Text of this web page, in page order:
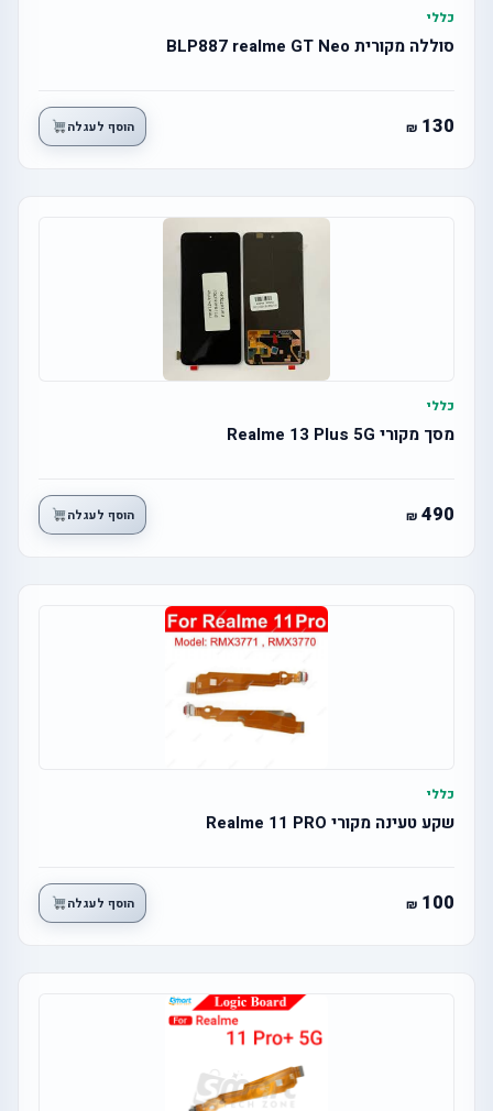
כללי
סוללה מקורית BLP887 realme GT Neo
130 הוסף לעגלה
כללי
מסך מקורי Realme 13 Plus 5G
490 הוסף לעגלה
כללי
שקע טעינה מקורי Realme 11 PRO
100 הוסף לעגלה